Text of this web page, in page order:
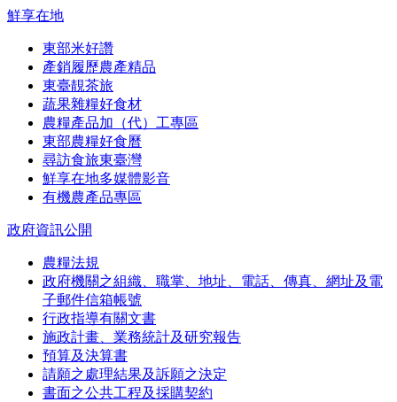
鮮享在地
東部米好讚
產銷履歷農產精品
東臺靚茶旅
蔬果雜糧好食材
農糧產品加（代）工專區
東部農糧好食曆
尋訪食旅東臺灣
鮮享在地多媒體影音
有機農產品專區
政府資訊公開
農糧法規
政府機關之組織、職掌、地址、電話、傳真、網址及電
子郵件信箱帳號
行政指導有關文書
施政計畫、業務統計及研究報告
預算及決算書
請願之處理結果及訴願之決定
書面之公共工程及採購契約